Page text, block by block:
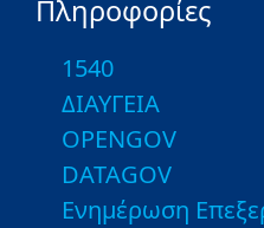
Πληροφορίες
1540
ΔΙΑΥΓΕΙΑ
OPENGOV
DATAGOV
Ενημέρωση